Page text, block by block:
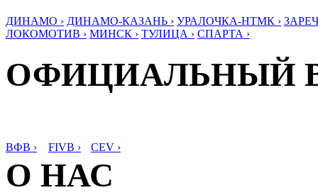
ДИНАМО › ДИНАМО-КАЗАНЬ › УРАЛОЧКА-НТМК ›
ЛОКОМОТИВ › МИНСК › ТУЛИЦА › СПАРТА ›
ОФИЦИАЛЬНЫЙ
ВФВ › FIVB › CEV ›
О НАС